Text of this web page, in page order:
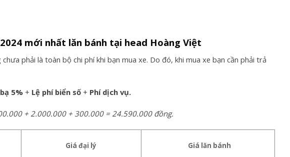
mới nhất lăn bánh tại head Hoàng Việt
phải là toàn bộ chi phí khi bạn mua xe. Do đó, khi mua xe bạn cần phải trả
5% + Lệ phí biển số + Phí dịch vụ.
+ 2.000.000 + 300.000 = 24.590.000 đồng.
Giá đại lý Giá lăn bánh